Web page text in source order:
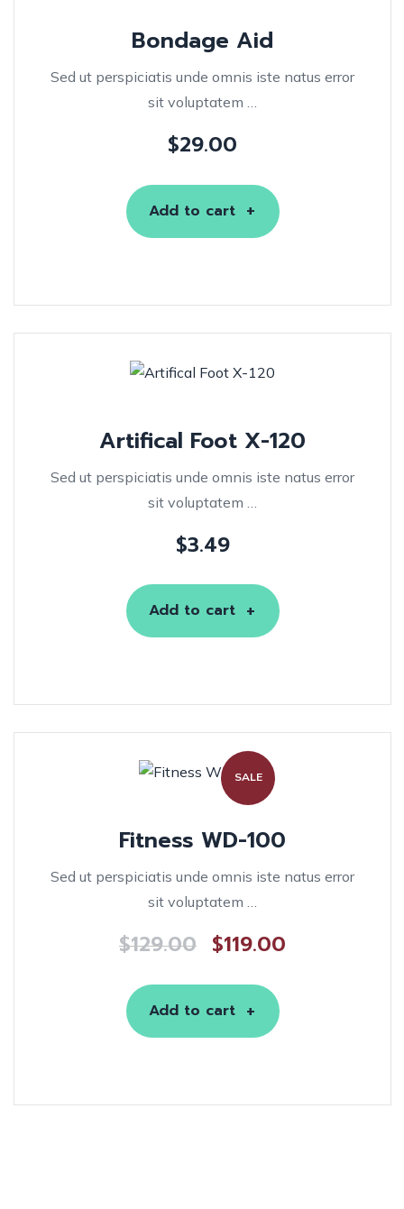
Bondage Aid
Sed ut perspiciatis unde omnis iste natus error
sit voluptatem …
$29.00
Add to cart
Artifical Foot X-120
Sed ut perspiciatis unde omnis iste natus error
sit voluptatem …
$3.49
Add to cart
SALE
Fitness WD-100
Sed ut perspiciatis unde omnis iste natus error
sit voluptatem …
$129.00 $119.00
Add to cart